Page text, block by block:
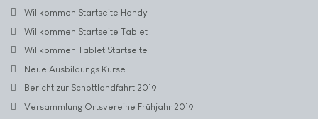
Willkommen Startseite Handy
Willkommen Startseite Tablet
Willkommen Tablet Startseite
Neue Ausbildungs Kurse
Bericht zur Schottlandfahrt 2019
Versammlung Ortsvereine Frühjahr 2019